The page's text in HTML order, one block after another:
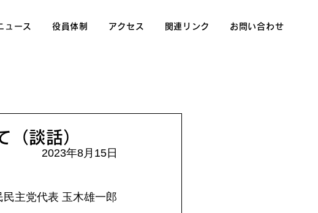
ュース 役員体制 アクセス 関連リンク お問い合わせ
（談話）
2023年8月15日
民主党代表 玉木雄一郎